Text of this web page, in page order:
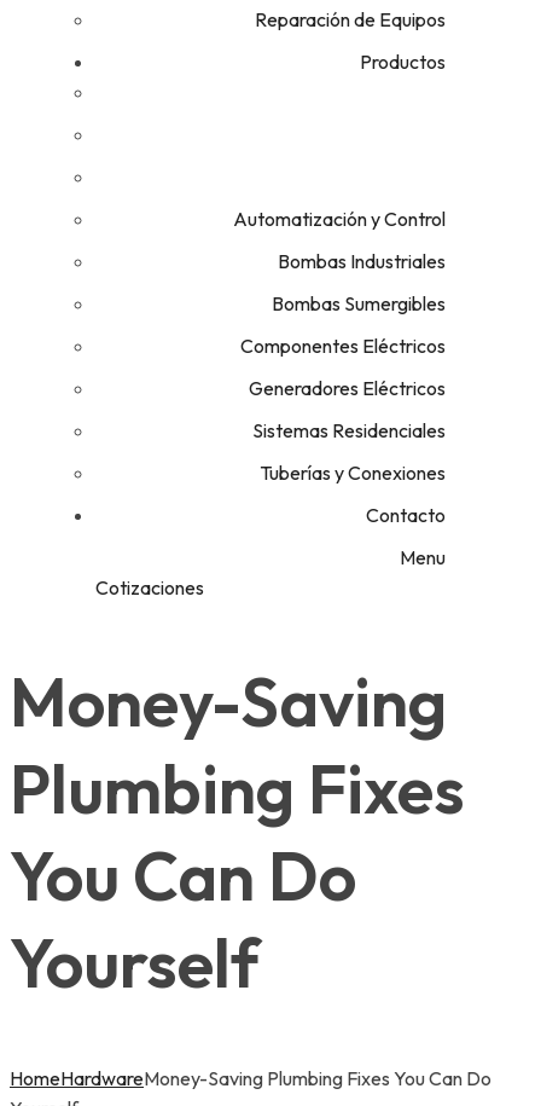
Reparación de Equipos
Productos
Automatización y Control
Bombas Industriales
Bombas Sumergibles
Componentes Eléctricos
Generadores Eléctricos
Sistemas Residenciales
Tuberías y Conexiones
Contacto
Menu
Cotizaciones
Money-Saving
Plumbing Fixes
You Can Do
Yourself
HomeHardwareMoney-Saving Plumbing Fixes You Can Do